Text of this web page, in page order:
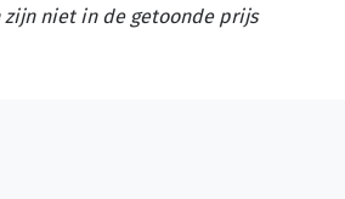
zijn niet in de getoonde prijs